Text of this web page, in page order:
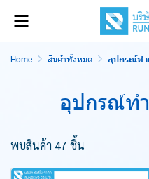
Home สินค้าทั้งหมด อุปกรณ์ทำ
อุปกรณ์ท
พบสินค้า 47 ชิ้น